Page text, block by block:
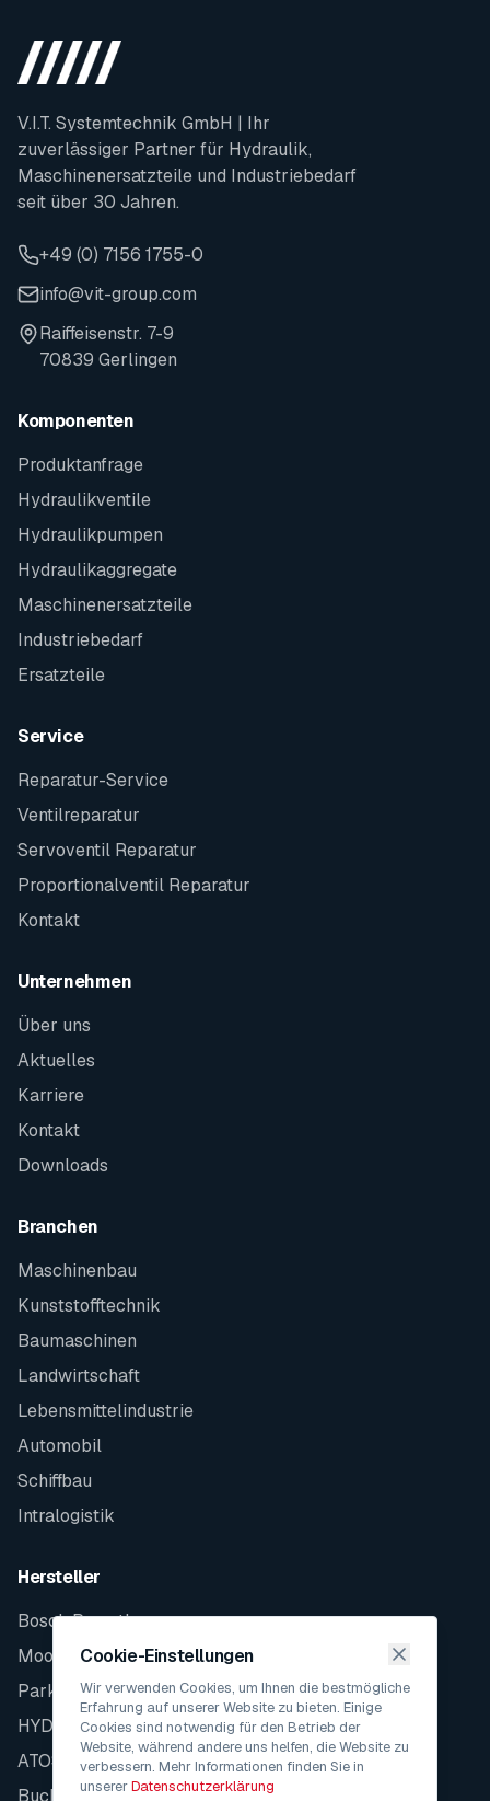
V.I.T. Systemtechnik GmbH | Ihr
zuverlässiger Partner für Hydraulik,
Maschinenersatzteile und Industriebedarf
seit über 30 Jahren.
+49 (0) 7156 1755-0
info@vit-group.com
Raiffeisenstr. 7-9
70839 Gerlingen
Komponenten
Produktanfrage
Hydraulikventile
Hydraulikpumpen
Hydraulikaggregate
Maschinenersatzteile
Industriebedarf
Ersatzteile
Service
Reparatur-Service
Ventilreparatur
Servoventil Reparatur
Proportionalventil Reparatur
Kontakt
Unternehmen
Über uns
Aktuelles
Karriere
Kontakt
Downloads
Branchen
Maschinenbau
Kunststofftechnik
Baumaschinen
Landwirtschaft
Lebensmittelindustrie
Automobil
Schiffbau
Intralogistik
Hersteller
Bosch Rexroth
Moog
Parker
HYDAC
ATOS
Bucher
Cookie-Einstellungen
Wir verwenden Cookies, um Ihnen die bestmögliche
Erfahrung auf unserer Website zu bieten. Einige
Cookies sind notwendig für den Betrieb der
Website, während andere uns helfen, die Website zu
verbessern. Mehr Informationen finden Sie in
unsererDatenschutzerklärung